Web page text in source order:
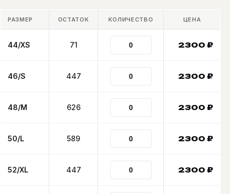
РАЗМЕР ОСТАТОК КОЛИЧЕСТВО ЦЕНА
44/XS 71 2300 ₽
46/S 447 2300 ₽
48/M 626 2300 ₽
50/L 589 2300 ₽
52/XL 447 2300 ₽